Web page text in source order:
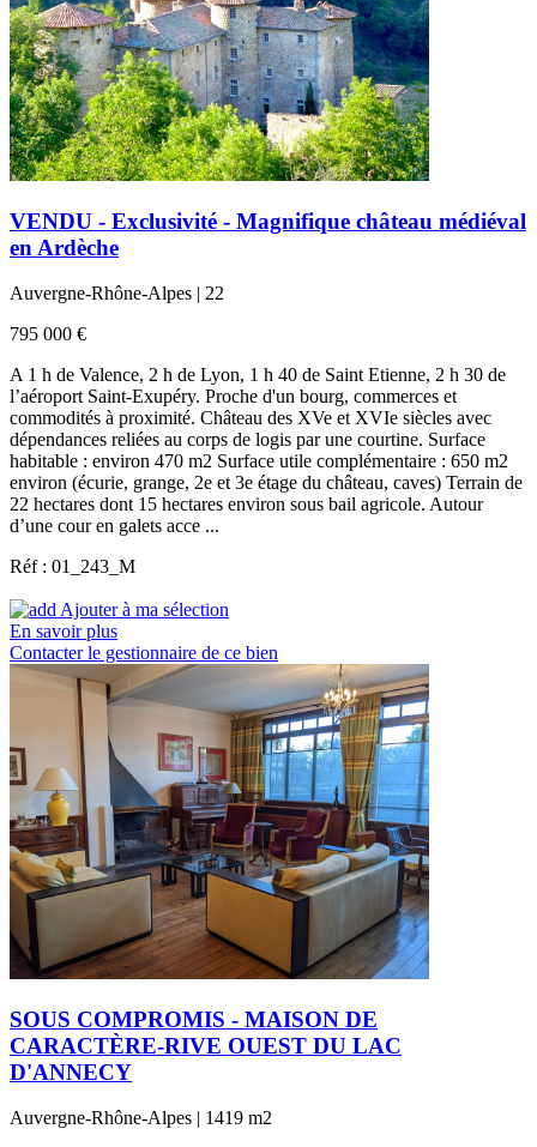
VENDU - Exclusivité - Magnifique château médiéval
en Ardèche
Auvergne-Rhône-Alpes | 22
795 000 €
A 1 h de Valence, 2 h de Lyon, 1 h 40 de Saint Etienne, 2 h 30 de
l’aéroport Saint-Exupéry. Proche d'un bourg, commerces et
commodités à proximité. Château des XVe et XVIe siècles avec
dépendances reliées au corps de logis par une courtine. Surface
habitable : environ 470 m2 Surface utile complémentaire : 650 m2
environ (écurie, grange, 2e et 3e étage du château, caves) Terrain de
22 hectares dont 15 hectares environ sous bail agricole. Autour
d’une cour en galets acce ...
Réf : 01_243_M
Ajouter à ma sélection
En savoir plus
Contacter le gestionnaire de ce bien
SOUS COMPROMIS - MAISON DE
CARACTÈRE-RIVE OUEST DU LAC
D'ANNECY
Auvergne-Rhône-Alpes | 1419 m2